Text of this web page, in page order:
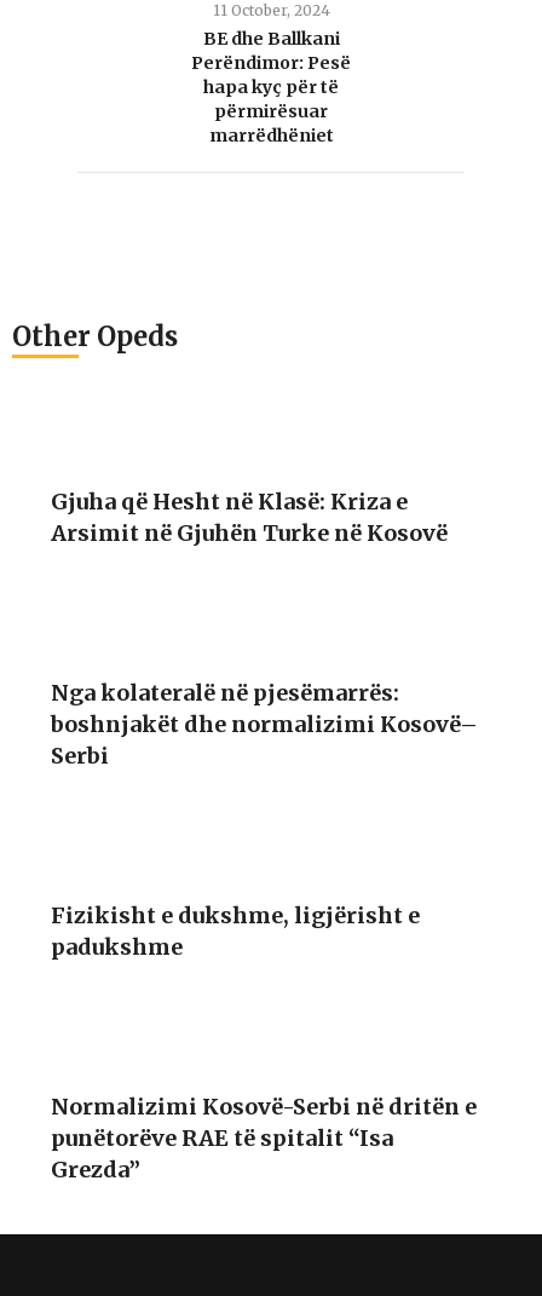
11 October, 2024
BE dhe Ballkani
Perëndimor: Pesë
hapa kyç për të
përmirësuar
marrëdhëniet
Other Opeds
Gjuha që Hesht në Klasë: Kriza e
Arsimit në Gjuhën Turke në Kosovë
Nga kolateralë në pjesëmarrës:
boshnjakët dhe normalizimi Kosovë–
Serbi
Fizikisht e dukshme, ligjërisht e
padukshme
Normalizimi Kosovë-Serbi në dritën e
punëtorëve RAE të spitalit “Isa
Grezda”